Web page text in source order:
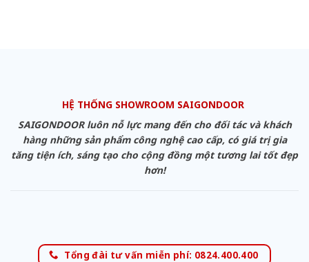
HỆ THỐNG SHOWROOM SAIGONDOOR
SAIGONDOOR luôn nỗ lực mang đến cho đối tác và khách
hàng những sản phẩm công nghệ cao cấp, có giá trị gia
tăng tiện ích, sáng tạo cho cộng đồng một tương lai tốt đẹp
hơn!
Tổng đài tư vấn miễn phí: 0824.400.400